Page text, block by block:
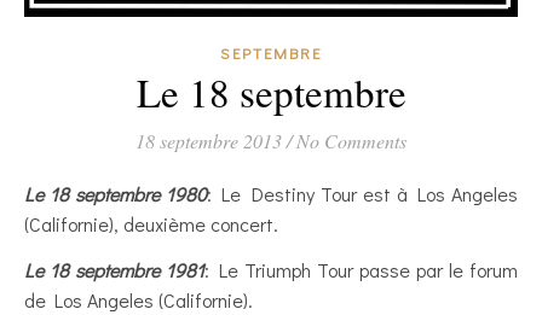
SEPTEMBRE
Le 18 septembre
18 septembre 2013/No Comments
Le 18 septembre 1980: Le Destiny Tour est à Los Angeles
(Californie), deuxième concert.
Le 18 septembre 1981: Le Triumph Tour passe par le forum
de Los Angeles (Californie).